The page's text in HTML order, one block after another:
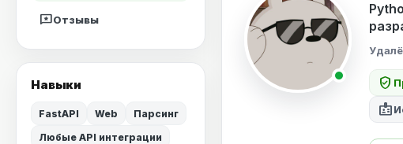
reviewsОтзывы
Навыки
FastAPI Web
Парсинг
Любые API интеграции
verified_user
badge